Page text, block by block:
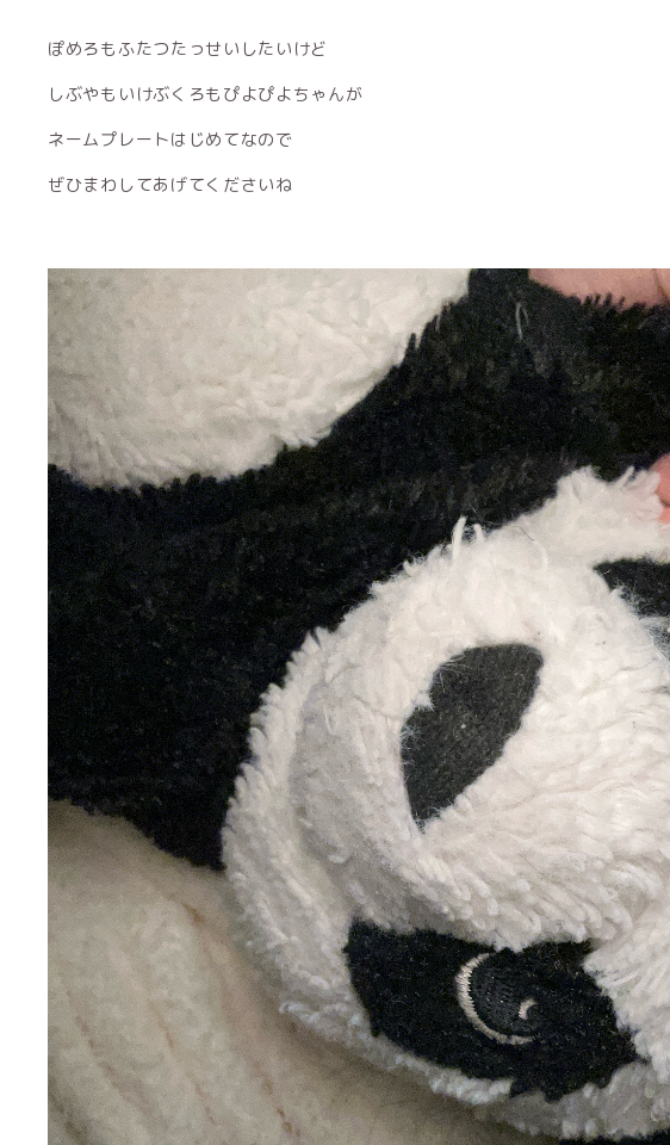
ぽめろもふたつたっせいしたいけど
しぶやもいけぶくろもぴよぴよちゃんが
ネームプレートはじめてなので
ぜひまわしてあげてくださいね